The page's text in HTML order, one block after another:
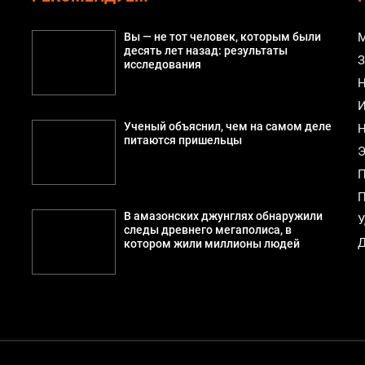
Вы — не тот человек, которым были
десять лет назад: результаты
исследования
Ученый объяснил, чем на самом деле
питаются пришельцы
В амазонских джунглях обнаружили
следы древнего мегаполиса, в
котором жили миллионы людей